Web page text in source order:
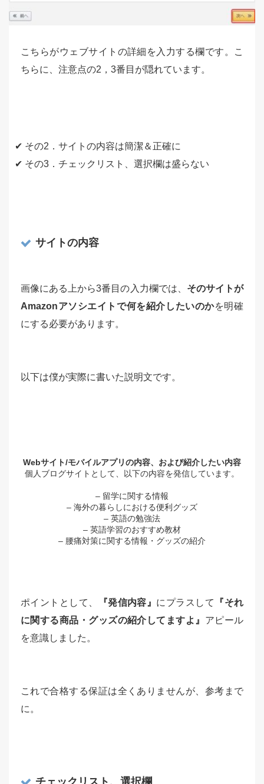
こちらがウェブサイトの詳細を入力する欄です。こ
ちらに、注意点の2，3番目が隠れています。
✔ その2．サイトの内容は簡潔＆正確に
✔ その3．チェックリスト、選択欄は盛らない
サイトの内容
画像にある上から3番目の入力欄では、 そのサイトが
Amazonアソシエイトで何を紹介したいのかを明確
にする必要があります。
以下は僕が実際に書いた説明文です。
Webサイト/モバイルアプリの内容、および紹介したい内容
個人ブログサイトとして、以下の内容を発信しています。
– 留学に関する情報
– 海外の暮らしにおける便利グッズ
– 英語の勉強法
– 英語学習のおすすめ教材
– 腰痛対策に関する情報・グッズの紹介
ポイントとして、 『発信内容』 にプラスして
『それ
に関する商品・グッズの紹介してますよ』 アピール
を意識しました。
これで合格する保証は全くありませんが、参考まで
に。
チェックリスト、選択欄